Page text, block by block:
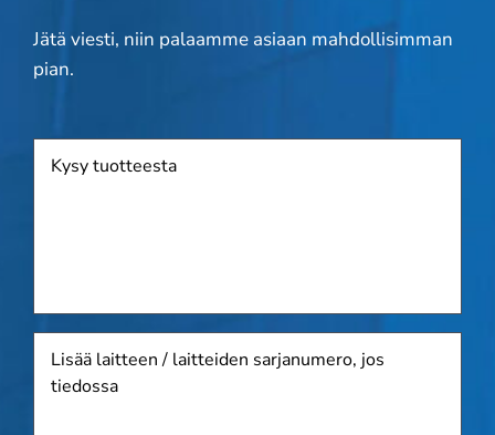
Jätä viesti, niin palaamme asiaan mahdollisimman
pian.
laitteen